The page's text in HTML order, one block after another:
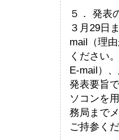
５． 発表
３月29日
mail（理
ください
E-mail）
発表要旨
ソコンを
務局まで
ご持参くだ